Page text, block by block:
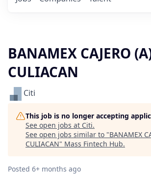
BANAMEX CAJERO
CULIACAN
Citi
This job is no longer accepting
See open jobs at Citi.
See open jobs similar to "BANAMEX
CULIACAN" Mass Fintech Hub.
Posted 6+ months ago